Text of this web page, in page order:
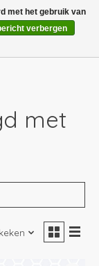
dag in huis!
Verlanglijst
met
met het gebruik van
verbergen